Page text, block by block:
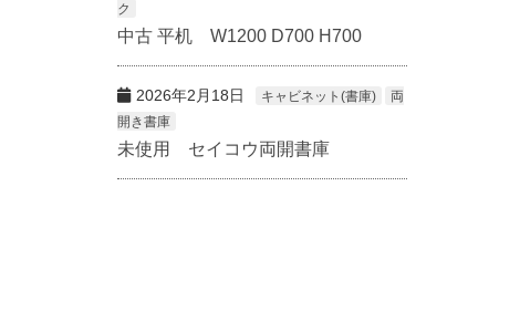
ク
中古 平机 W1200 D700 H700
2026年2月18日 キャビネット(書庫)
両
開き書庫
未使用 セイコウ両開書庫